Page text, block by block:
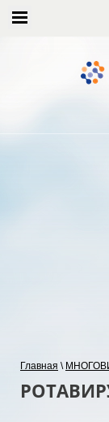
Главная \